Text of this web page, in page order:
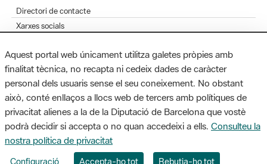
Bústia de suggeriments
Opineu sobre els parcs
MAPA WEB AVÍS LEGAL ACCESSIBILITAT
Diputació de Barcelona. Edifici Llacuna, 1a planta. Badajoz, 49. 08005
Barcelona. Tel. 934 022 428 / xarxaparcs@diba.cat
Aquest portal web únicament utilitza galetes pròpies amb
finalitat tècnica, no recapta ni cedeix dades de caràcter
personal dels usuaris sense el seu coneixement. No obstant
això, conté enllaços a llocs web de tercers amb polítiques de
privacitat alienes a la de la Diputació de Barcelona que vostè
podrà decidir si accepta o no quan accedeixi a ells. Consulteu la
nostra política de privacitat
Configuració Accepta-ho tot Rebutja-ho tot